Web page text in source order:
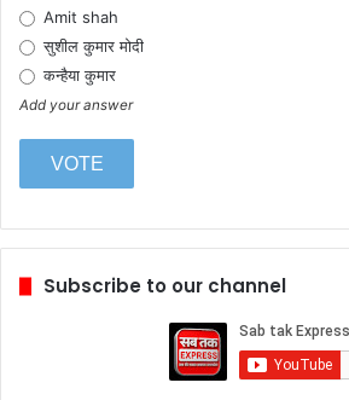
Amit shah
सुशील कुमार मोदी
कन्हैया कुमार
Add your answer
Subscribe to our channel